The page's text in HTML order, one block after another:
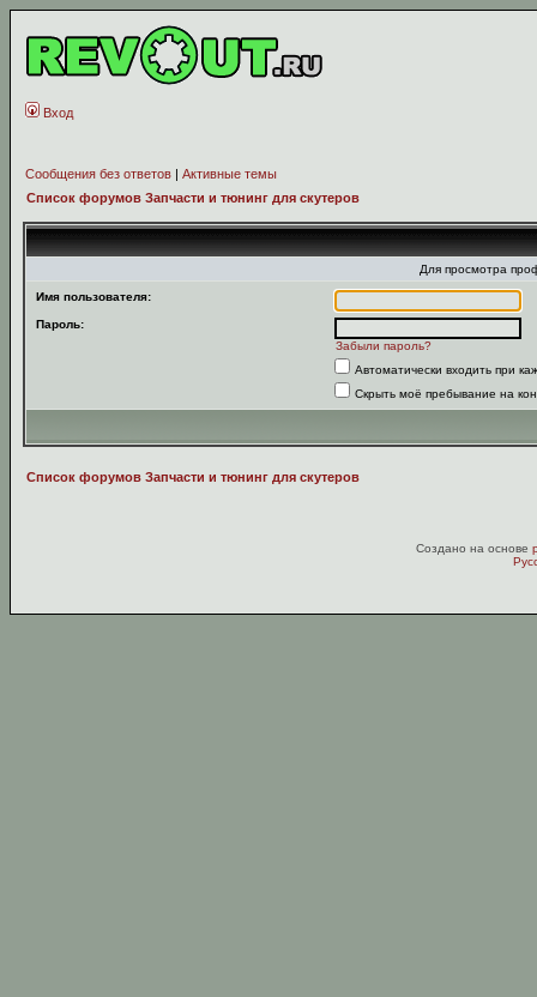
Вход
Сообщения без ответов | Активные темы
Список форумов Запчасти и тюнинг для скутеров
Для просмотра
Имя пользователя:
Пароль:
Забыли пароль?
Автоматически входить при
Скрыть моё пребывание на
Список форумов Запчасти и тюнинг для скутеров
Создано на основе